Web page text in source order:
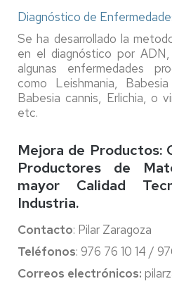
Diagnóstico de
Se ha desarrollado la
en el diagnóstico por
algunas enfermedades
como Leishmania,
Babesia cannis, Erlichia, o
etc.
Mejora de Productos:
Productores de
mayor Calidad
Industria.
Contacto: Pilar Zaragoza
Teléfonos: 976 76 10 14 /
Correos electrónicos: